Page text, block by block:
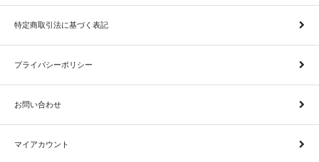
特定商取引法に基づく表記
プライバシーポリシー
お問い合わせ
マイアカウント